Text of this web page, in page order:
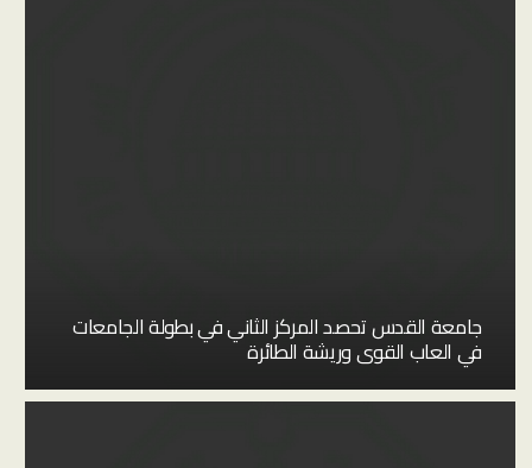
جامعة القدس تحصد المركز الثاني في بطولة الجامعات
في العاب القوى وريشة الطائرة